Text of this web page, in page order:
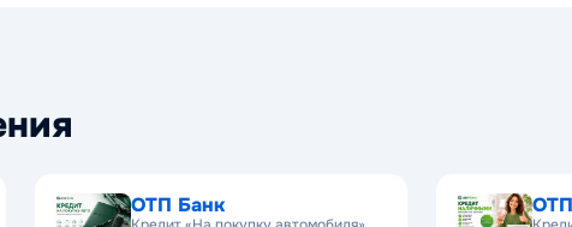
ОТП Банк